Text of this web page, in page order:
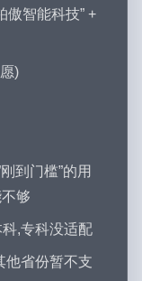
傲智能科技” +
)
到门槛”的用
够
,专科没适配
他省份暂不支